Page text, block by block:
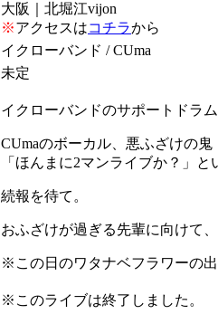
大阪｜北堀江vijon
※アクセスはコチラから
イクローバンド / CUma
未定
イクローバンドのサポートドラ
CUmaのボーカル、悪ふざけの
「ほんまに2マンライブか？」
続報を待て。
おふざけが過ぎる先輩に向けて
※この日のワタナベフラワーの出
※ このライブは終了しました。